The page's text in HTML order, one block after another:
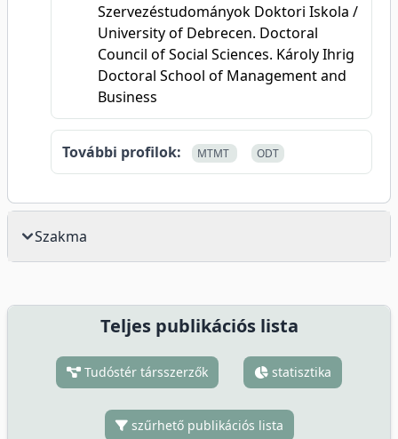
Szervezéstudományok Doktori Iskola /
University of Debrecen. Doctoral
Council of Social Sciences. Károly Ihrig
Doctoral School of Management and
Business
További profilok: MTMT ODT
Szakma
Teljes publikációs lista
Tudóstér társszerzők statisztika
szűrhető publikációs lista